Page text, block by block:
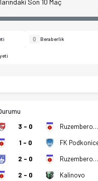
Kubin 2-3 bitti. Gol
Son 10 Maç
0 Beraberlik
3 - 0 Ruzemberok (A)
1 - 0 FK
2 - 0 Ruzemberok (A)
2 - 0 Kalinovo